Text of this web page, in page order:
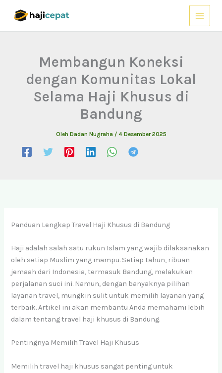
Membangun Koneksi
dengan Komunitas Lokal
Selama Haji Khusus di
Bandung
Oleh Dadan Nugraha / 4 Desember 2025
Panduan Lengkap Travel Haji Khusus di Bandung
Haji adalah salah satu rukun Islam yang wajib dilaksanakan
oleh setiap Muslim yang mampu. Setiap tahun, ribuan
jemaah dari Indonesia, termasuk Bandung, melakukan
perjalanan suci ini. Namun, dengan banyaknya pilihan
layanan travel, mungkin sulit untuk memilih layanan yang
terbaik. Artikel ini akan membantu Anda memahami lebih
dalam tentang travel haji khusus di Bandung.
Pentingnya Memilih Travel Haji Khusus
Memilih travel haji khusus sangat penting untuk